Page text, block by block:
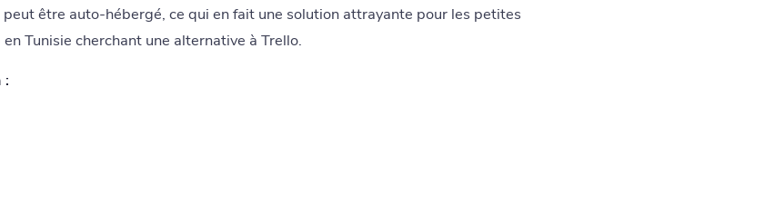
être auto-hébergé, ce qui en fait une solution attrayante pour les petites
Tunisie cherchant une alternative à Trello.
: